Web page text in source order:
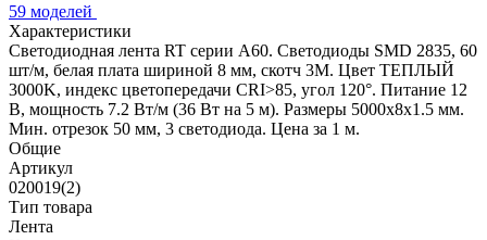
59 моделей
Характеристики
Светодиодная лента RT серии A60. Светодиоды SMD 2835, 60
шт/м, белая плата шириной 8 мм, скотч 3M. Цвет ТЕПЛЫЙ
3000K, индекс цветопередачи CRI>85, угол 120°. Питание 12
В, мощность 7.2 Вт/м (36 Вт на 5 м). Размеры 5000x8x1.5 мм.
Мин. отрезок 50 мм, 3 светодиода. Цена за 1 м.
Общие
Артикул
020019(2)
Тип товара
Лента